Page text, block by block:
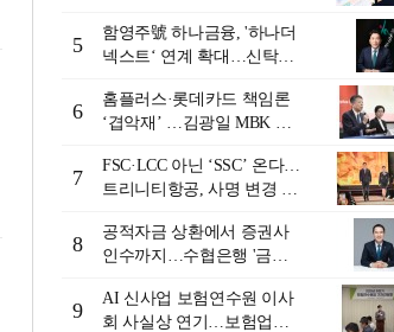
5
함영주號 하나금융, '하나더
넥스트‘ 연계 확대…신탁수
니어 비즈니스 돋보기]
6
홈플러스·롯데카드 책임론
‘겹악재’ …김광일 MBK 부
7
FSC·LCC 아닌 ‘SSC’ 온다…
트리니티항공, 사명 변경 넘
8
공적자금 상환에서 증권사
인수까지…수협은행 '금융
행 금융그룹의 꿈①]
9
AI 신사업 보험연수원 이사
회 사실상 연기…보험업계